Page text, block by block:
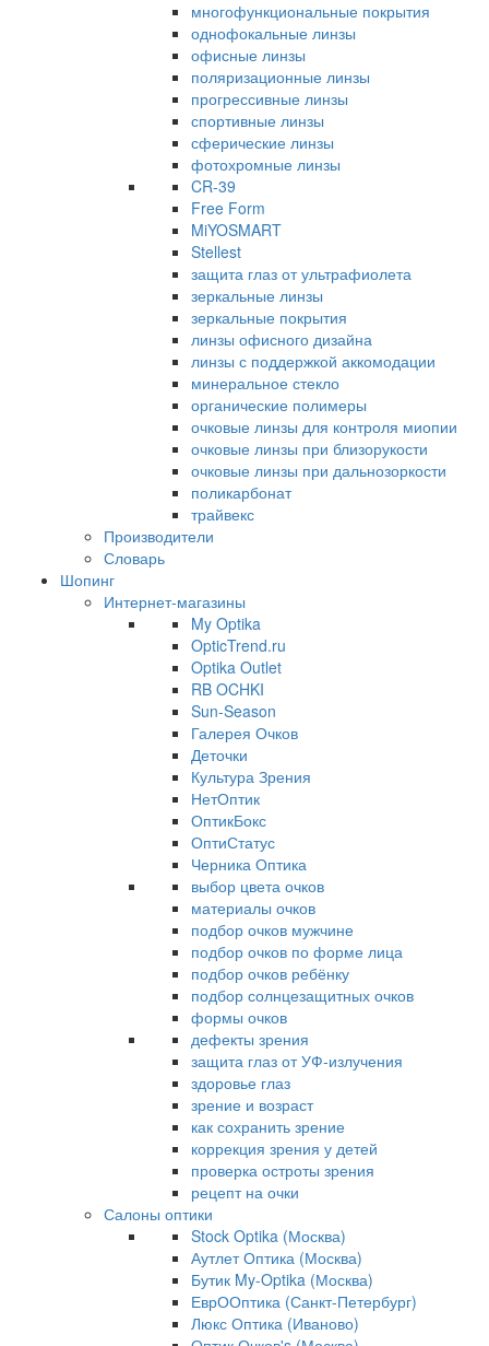
многофункциональные покрытия
однофокальные линзы
офисные линзы
поляризационные линзы
прогрессивные линзы
спортивные линзы
сферические линзы
фотохромные линзы
CR-39
Free Form
MiYOSMART
Stellest
защита глаз от ультрафиолета
зеркальные линзы
зеркальные покрытия
линзы офисного дизайна
линзы с поддержкой аккомодации
минеральное стекло
органические полимеры
очковые линзы для контроля миопии
очковые линзы при близорукости
очковые линзы при дальнозоркости
поликарбонат
трайвекс
Производители
Словарь
Шопинг
Интернет-магазины
My Optika
OpticTrend.ru
Optika Outlet
RB OCHKI
Sun-Season
Галерея Очков
Деточки
Культура Зрения
НетОптик
ОптикБокс
ОптиСтатус
Черника Оптика
выбор цвета очков
материалы очков
подбор очков мужчине
подбор очков по форме лица
подбор очков ребёнку
подбор солнцезащитных очков
формы очков
дефекты зрения
защита глаз от УФ-излучения
здоровье глаз
зрение и возраст
как сохранить зрение
коррекция зрения у детей
проверка остроты зрения
рецепт на очки
Салоны оптики
Stock Optika (Москва)
Аутлет Оптика (Москва)
Бутик My-Optika (Москва)
ЕврООптика (Санкт-Петербург)
Люкс Оптика (Иваново)